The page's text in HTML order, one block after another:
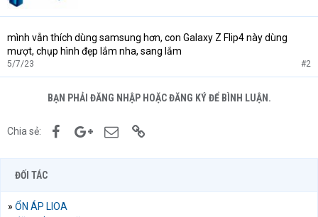
mình vẫn thích dùng samsung hơn, con Galaxy Z Flip4 này dùng
mượt, chụp hình đẹp lắm nha, sang lắm
5/7/23 #2
BẠN PHẢI ĐĂNG NHẬP HOẶC ĐĂNG KÝ ĐỂ BÌNH LUẬN.
Chia sẻ: FacebookGoogle+Email
ĐỐI TÁC
» ỔN ÁP LIOA